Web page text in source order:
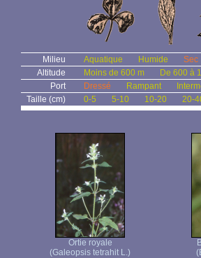
Milieu Aquatique Humide
Sec
Altitude
Moins de 600 m
De 600 à
Port
Dressé Rampant
Taille (cm)
0-5 5-10 10-20 20-
Ortie royale
(Galeopsis tetrahit L.)